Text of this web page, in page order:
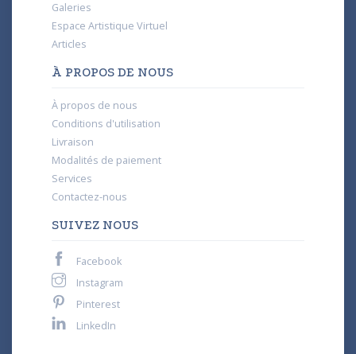
Galeries
Espace Artistique Virtuel
Articles
À PROPOS DE NOUS
À propos de nous
Conditions d'utilisation
Livraison
Modalités de paiement
Services
Contactez-nous
SUIVEZ NOUS
Facebook
Instagram
Pinterest
LinkedIn